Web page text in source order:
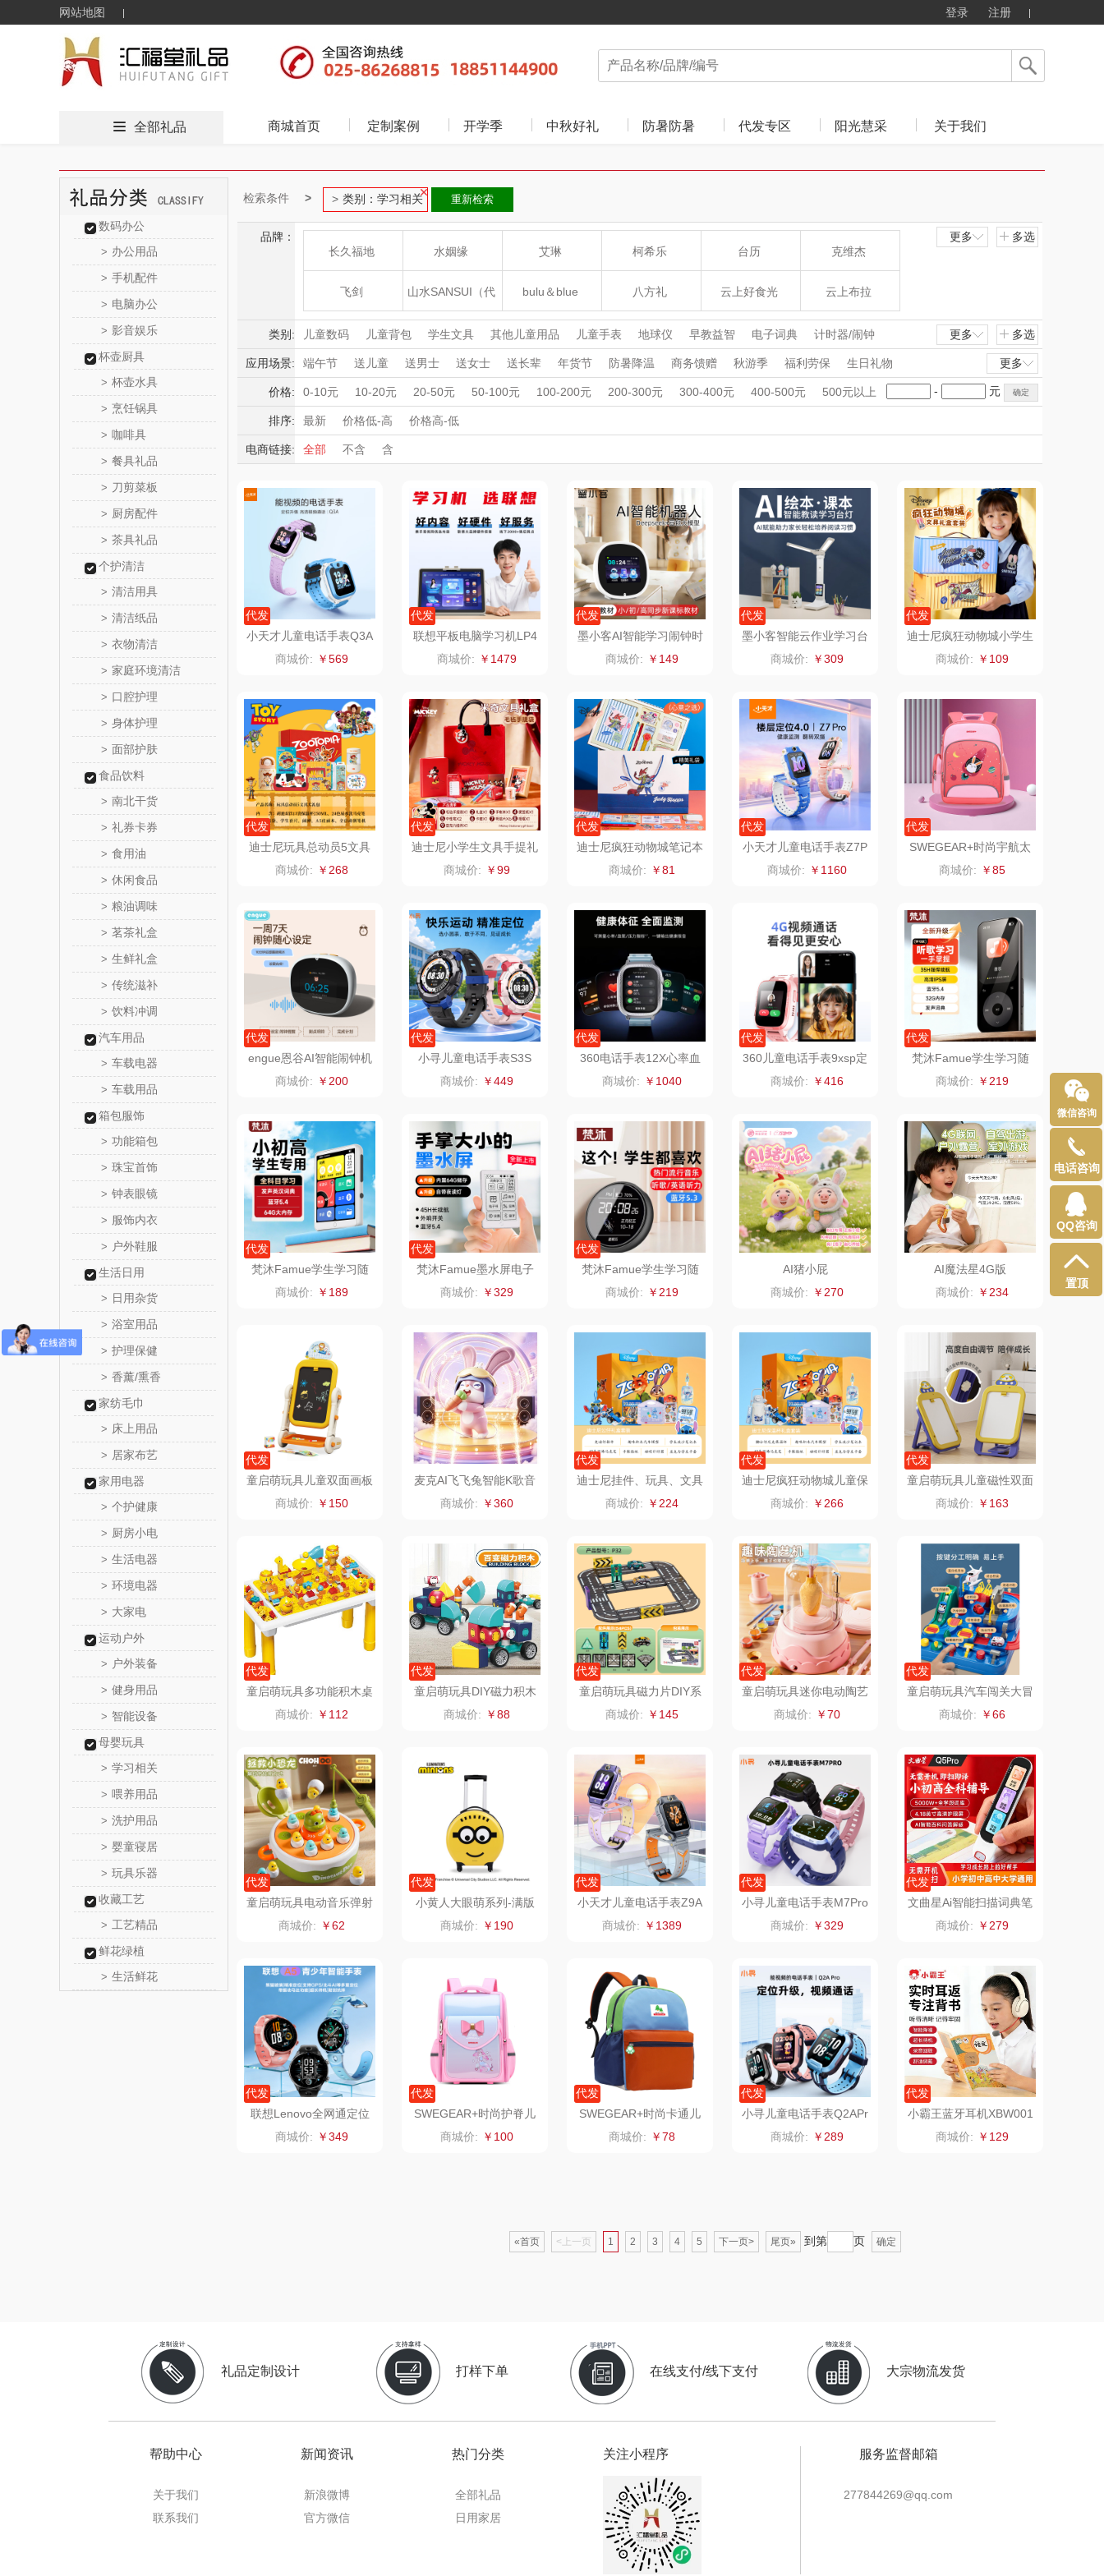
网站地图 登录 注册
全部礼品 商城首页 定制案例 开学季 中秋好礼 防暑防暑 代发专区 阳光慧采 关于我们
数码办公
> 办公用品
> 手机配件
> 电脑办公
> 影音娱乐
杯壶厨具
> 杯壶水具
> 烹饪锅具
> 咖啡具
> 餐具礼品
> 刀剪菜板
> 厨房配件
> 茶具礼品
个护清洁
> 清洁用具
> 清洁纸品
> 衣物清洁
> 家庭环境清洁
> 口腔护理
> 身体护理
> 面部护肤
食品饮料
> 南北干货
> 礼券卡券
> 食用油
> 休闲食品
> 粮油调味
> 茗茶礼盒
> 生鲜礼盒
> 传统滋补
> 饮料冲调
汽车用品
> 车载电器
> 车载用品
箱包服饰
> 功能箱包
> 珠宝首饰
> 钟表眼镜
> 服饰内衣
> 户外鞋服
生活日用
> 日用杂货
> 浴室用品
> 护理保健
> 香薰/熏香
家纺毛巾
> 床上用品
> 居家布艺
家用电器
> 个护健康
> 厨房小电
> 生活电器
> 环境电器
> 大家电
运动户外
> 户外装备
> 健身用品
> 智能设备
母婴玩具
> 学习相关
> 喂养用品
> 洗护用品
> 婴童寝居
> 玩具乐器
收藏工艺
> 工艺精品
鲜花绿植
> 生活鲜花
检索条件 类别：学习相关 重新检索
品牌：
长久福地
水姻缘 艾琳 柯希乐 台历 克维杰
飞剑 山水SANSUI（代
理商）
bulu＆blue 八方礼 云上好食光 云上布拉
片仔癀 山本 新秀丽 夏普SHARP 东方沁 绽家
HOLOHOLO 途柏丽TOBERLIR momo（杯壶） 大嘴猴（杯壶厨具 觅菓 MOVA
匠心萌宠 YOTTOY
宝堂马氏铺子
万象 元朗荣华
（线下款）
纽曼Newmine
（线上款）
佳帮手
罗莱 超柔床品 三只松鼠（代理
商）
斯凯奇SKECHER 可口可乐Coca Col
a
沃莱 十二夏天
百草味（代理商） LUING BOX 立白（包销款） 润本（套装）
康宁 京意之选 锦礼 阿茜娅（AGIA） 卓然 首佩
SWISS MILITARY 罗莱超柔床品 奈雪茶院 奈雪的茶 克洛特
倍瑞傲 安宝笛 爱润丝婷 形象派 花卉诗 小天鹅
ROBAM老板 康夫 罗尔仕 拜灭士 舒蕾（定制款） 洁玉（定制款）
富昌（定制款） 爱国者（移动电
源）
飞利浦 荣诚 江中猴姑
江中食疗 凤凰 保卫蛋蛋 马克图布 苏泊尔（代理商） 九阳（代理商）
漫沃星系 TCL 五芳斋 立家 泸溪河桃酥 中茶
山萃 可益康 皇家粮仓 干饭熊饱饱 梦洁家纺
BTSM 路悠悠 尹谜 金龙鱼（包销款） 先科 德菲摩尔
保宁 伊莎贝拉 荣事达（品牌方） 得力 润本（套装类） 浪莎
铮铭 臻牧
1）
西屋（小家电） 渝情渝礼
千问 杜邦（餐具类） 洁丽雅（包销款） 云栖桦田 长寿花 百事食品
洽洽 奥克斯 五丰黎红 小胖爪 有色 可可满分
商）
味滋源（品牌方） 立时olayks
呼也 梦洁 润培 百事（饮具类）
三胖蛋 奈斯派索
都乐Dole 邻家饭香 赫兰希 几梦
欧丽薇兰 易路达 朗赫 果兹 西屋（风扇类）
皮尔卡丹（皮具
类）
傲胜OSIM 360 LK 艾美特（代理商）
锡品源 狮峰 温仑山（电器类） 洁丽雅（代理商） 康巴赫（锅具类）
keep kaco 飞利浦新安怡 棉芽 伊莱克斯
绿鼻子 乐扣乐扣（箱包杯
壶）
海信 乐美雅（餐具类） 飞利浦（音频类） 珍视明
WENGER/威戈 Alluflon阿路弗仑 爱仕达 乐千厨 悠米UURMI
富安娜（包销款） 冈州故事 卜珂 味滋源 玺魁
艾可熊 万益蓝 七匹狼
护舒宝 顺然 南方寝饰 瓷咖什 氛围部落
厨邦 粒上皇 乐扣乐扣（小家 厨创妈咪 传应 陇间柒月(包销款)
中华 民间造物 康巴赫（包销款） 元黍 高原宏 睡眠博士
（家纺）
金龙鱼 香畴 象印 福礼掌柜 迪士尼（数码类）
冠军 施耐德 来伊份 她妍社
乐而雅 苏菲 爱国者 尔木萄
嗑西西 HYUNDAI（电器
稻梁菽 得一茶 吉米 普沃达
富佑嘉（FU+） 富光（专供款） 小甘菊
贝弗伦 秒秒测 芬神
Aroma Light 昔马 兰士顿 追鲸 致尚丽和 T.J.HARREN
普陀山
创维（个护类）
奥利贝拉
更多 多选
类别: 儿童数码 儿童背包 学生文具 其他儿童用品 儿童手表 地球仪 早教益智 电子词典
计时器/闹钟
儿童拉杆箱
画具画材 电纸书
更多 多选
应用场景: 端午节 送儿童 送男士 送女士 送长辈 年货节 防暑降温 商务馈赠 秋游季 福利劳保
生日礼物
积分礼品
周年庆礼品 春游踏青 开学季礼品 毕业季礼品 开门红专区 伴手礼盒 会议礼品
国潮文创
暖冬好物
外事出国 入职礼
高端送礼
开业乔迁 乡村振兴 定制案例 珠宝礼品 酒店旅游 高校礼品 女神节 奶企礼品
银行礼品
保险礼品
建材礼品 政企单位 房地产礼品 汽车礼品 进店礼 情人节 七夕节 建党节 圣诞节
教师节
母亲节
护士节 重阳节
更多
价格: 0-10元 10-20元 20-50元 50-100元 100-200元 200-300元 300-400元 400-500元 500元以上 - 元
排序: 最新 价格低-高 价格高-低
电商链接: 全部 不含 含
代发
小天才儿童电话手表Q3A
商城价: ￥569
代发
联想平板电脑学习机LP4
0（10.1英寸6+128G）
深灰色
商城价: ￥1479
代发
墨小客AI智能学习闹钟时
间管理器S9
商城价: ￥149
代发
墨小客智能云作业学习台
灯A10
商城价: ￥309
代发
迪士尼疯狂动物城小学生
全套文具礼盒套装A9021
5
商城价: ￥109
代发
迪士尼玩具总动员5文具
大礼包A9912
商城价: ￥268
代发
迪士尼小学生文具手提礼
盒学习用品A90202-M1
商城价: ￥99
代发
迪士尼疯狂动物城笔记本
套装儿童记事本手账本A
90217
商城价: ￥81
代发
小天才儿童电话手表Z7P
商城价: ￥1160
代发
SWEGEAR+时尚宇航太
空系列书包SCH815中号
商城价: ￥85
代发
engue恩谷AI智能闹钟机
器人学习机EG-AS01
商城价: ￥200
代发
小寻儿童电话手表S3S
商城价: ￥449
代发
360电话手表12X心率血
氧压视频通话微信定位
商城价: ￥1040
代发
360儿童电话手表9xsp定
位防水4G手机插卡视频
通话
商城价: ￥416
代发
梵沐Famue学生学习随
身听播放器BL15（64
G）
商城价: ￥219
代发
梵沐Famue学生学习随
身听播放器PA01（64
G）
商城价: ￥189
代发
梵沐Famue墨水屏电子
播放器阅读器BF07（64
G）
商城价: ￥329
代发
梵沐Famue学生学习随
身听播放器BF03（32
G）
商城价: ￥219
AI猪小屁
商城价: ￥270
AI魔法星4G版
商城价: ￥234
代发
童启萌玩具儿童双面画板
LQ8011
商城价: ￥150
麦克AI飞飞兔智能K歌音
商城价: ￥360
代发
迪士尼挂件、玩具、文具
大礼包套装7件套8880
商城价: ￥224
代发
迪士尼疯狂动物城儿童保
温杯玩具、文具大礼包套
装7件套8882
商城价: ￥266
代发
童启萌玩具儿童磁性双面
商城价: ￥163
代发
童启萌玩具多功能积木桌
商城价: ￥112
代发
童启萌玩具DIY磁力积木
商城价: ￥88
代发
童启萌玩具磁力片DIY系
列-54pcs
商城价: ￥145
代发
童启萌玩具迷你电动陶艺
机WK625（黄）/WK625
（粉）
商城价: ￥70
代发
童启萌玩具汽车闯关大冒
险JP588-7
商城价: ￥66
代发
童启萌玩具电动音乐弹射
钓鱼盘58304
商城价: ￥62
代发
小黄人大眼萌系列-满版
图素系列-儿童行李箱
商城价: ￥190
代发
小天才儿童电话手表Z9A
商城价: ￥1389
代发
小寻儿童电话手表M7Pro
商城价: ￥329
代发
文曲星Ai智能扫描词典笔
Q5Pro
商城价: ￥279
代发
联想Lenovo全网通定位
智能儿童电话手表A5
商城价: ￥349
代发
SWEGEAR+时尚护脊儿
童双肩背包SCH816
商城价: ￥100
代发
SWEGEAR+时尚卡通儿
童书包SCH809
商城价: ￥78
代发
小寻儿童电话手表Q2APr
商城价: ￥289
代发
小霸王蓝牙耳机XBW001
商城价: ￥129
«首页 <上一页 1 2 3 4 5 下一页> 尾页» 到第 页 确定
礼品定制设计 打样下单 在线支付/线下支付 大宗物流发货
帮助中心
关于我们
联系我们
新闻资讯
新浪微博
官方微信
热门分类
全部礼品
日用家居
关注小程序 服务监督邮箱
277844269@qq.com
微信咨询
电话咨询
QQ咨询
置顶